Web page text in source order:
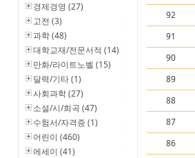
경제경영 (27)
고전 (3)
과학 (48)
대학교재/전문서적 (14)
만화/라이트노벨 (15)
달력/기타 (1)
사회과학 (27)
소설/시/희곡 (47)
수험서/자격증 (1)
어린이 (460)
에세이 (41)
92
91
90
89
88
87
86